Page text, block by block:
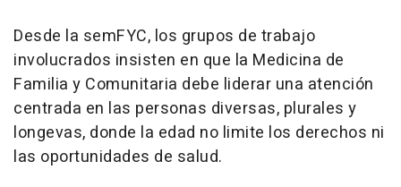
Desde la semFYC, los grupos de trabajo
involucrados insisten en que la Medicina de
Familia y Comunitaria debe liderar una atención
centrada en las personas diversas, plurales y
longevas, donde la edad no limite los derechos ni
las oportunidades de salud.